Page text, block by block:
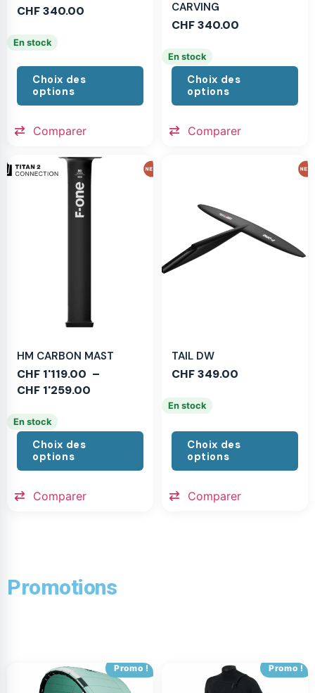
CHF340.00
En stock
Choix des
options
Comparer
CARVING
CHF340.00
En stock
Choix des
options
Comparer
HM CARBON MAST
CHF 1'119.00 –
CHF 1'259.00
En stock
Choix des
options
Comparer
TAIL DW
CHF349.00
En stock
Choix des
options
Comparer
Promotions
Promo ! Promo !